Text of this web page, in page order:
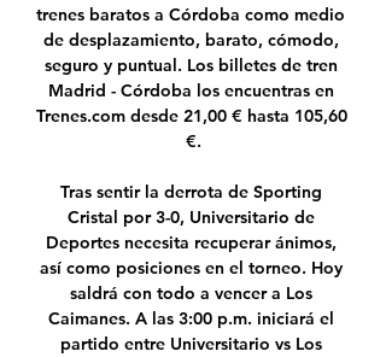
trenes baratos a Córdoba como medio
de desplazamiento, barato, cómodo,
seguro y puntual. Los billetes de tren
Madrid - Córdoba los encuentras en
Trenes.com desde 21,00 € hasta 105,60
€.
Tras sentir la derrota de Sporting
Cristal por 3-0, Universitario de
Deportes necesita recuperar ánimos,
así como posiciones en el torneo. Hoy
saldrá con todo a vencer a Los
Caimanes. A las 3:00 p.m. iniciará el
partido entre Universitario vs Los